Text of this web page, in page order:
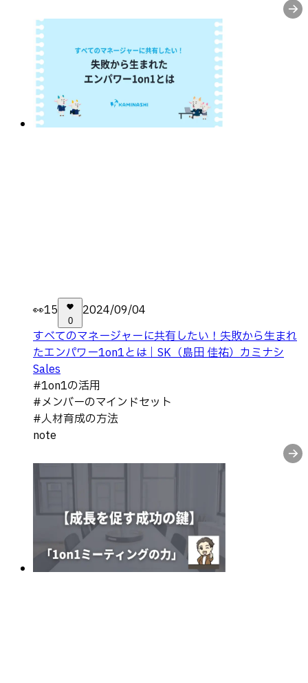
👀15
0
2024/09/04
すべてのマネージャーに共有したい！失敗から生まれ
たエンパワー1on1とは｜SK（島田 佳祐）カミナシ
Sales
#1on1の活用
#メンバーのマインドセット
#人材育成の方法
note